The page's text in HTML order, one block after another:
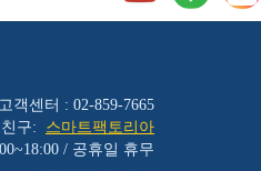
고객센터 : 02-859-7665
구:
스마트팩토리아
/ 공휴일 휴무